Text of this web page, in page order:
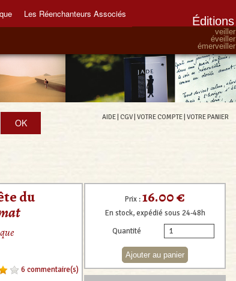
Éditions
veiller
éveiller
émerveiller
Les Réenchanteurs Associés
AIDE CGV| VOTRE COMPTE VOTRE PANIER
du
6 commentaire(s)
Prix :16.00 €
En stock, expédié sous 24-48h
Quantité